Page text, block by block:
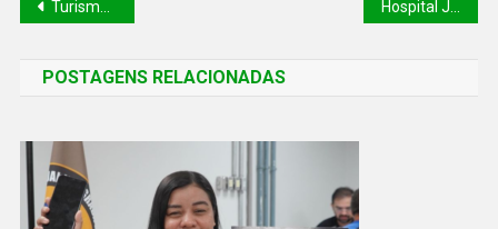
Turismo em Alta: Governo do Piauí investe em inovação para melhorar a experiência dos visitantes
POSTAGENS RELACIONADAS